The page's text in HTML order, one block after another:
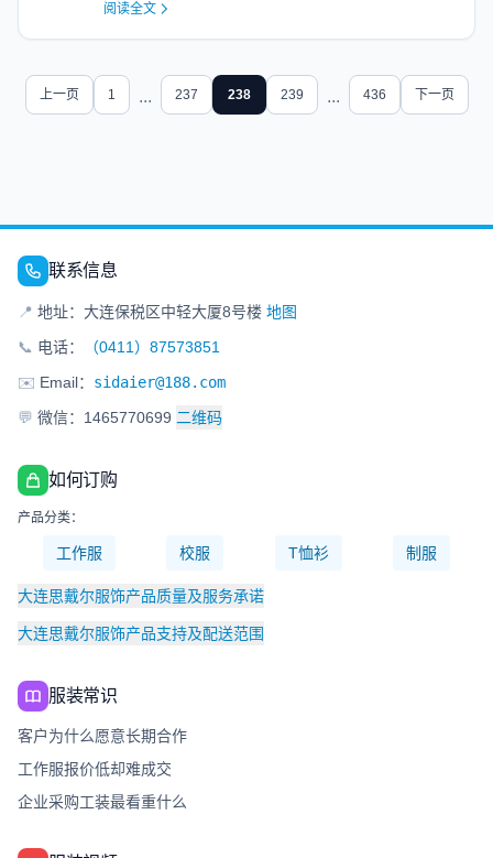
阅读全文
上一页 1 ... 237 238 239 ... 436 下一页
联系信息
📍 地址：大连保税区中轻大厦8号楼 地图
📞 电话：
（0411）87573851
✉️ Email： sidaier@188.com
💬 微信：1465770699 二维码
如何订购
产品分类：
工作服 校服 T恤衫 制服
大连思戴尔服饰产品质量及服务承诺
大连思戴尔服饰产品支持及配送范围
服装常识
客户为什么愿意长期合作
工作服报价低却难成交
企业采购工装最看重什么